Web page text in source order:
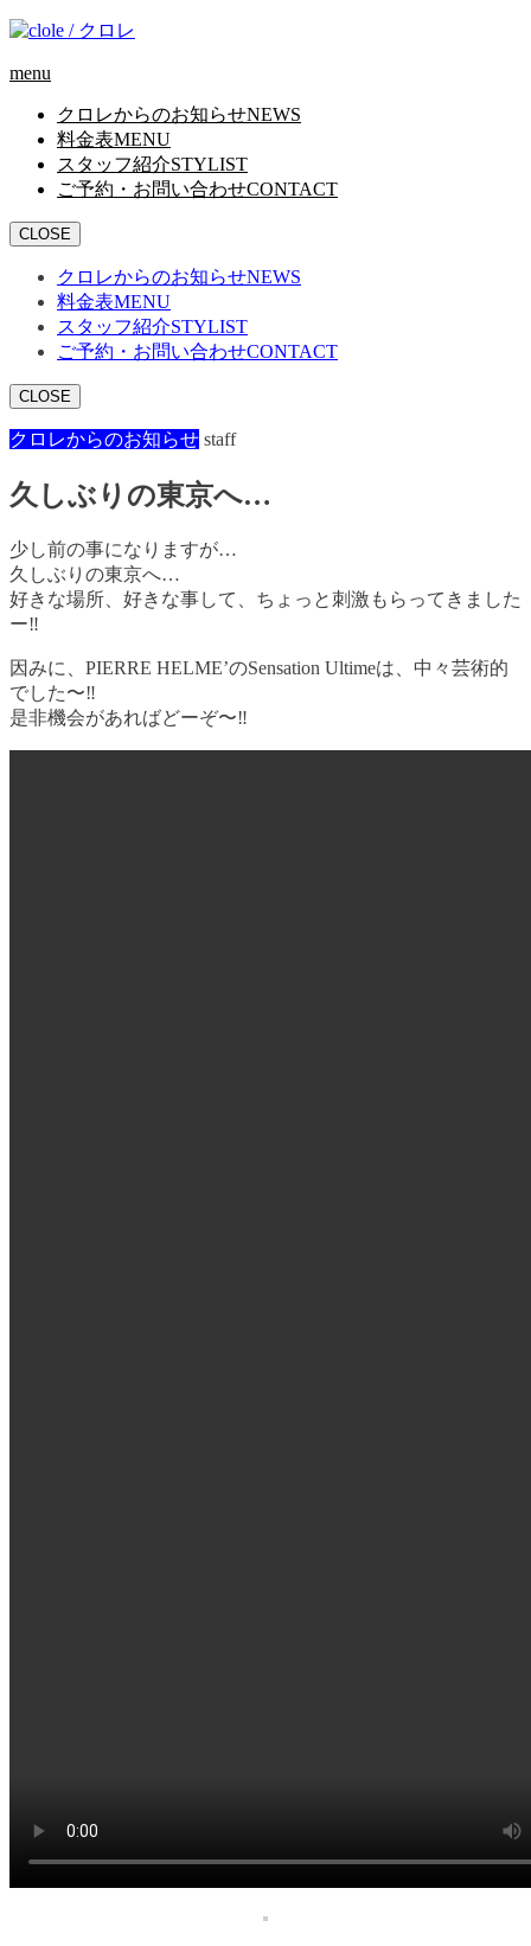
menu
クロレからのお知らせNEWS
料金表MENU
スタッフ紹介STYLIST
ご予約・お問い合わせCONTACT
CLOSE
クロレからのお知らせNEWS
料金表MENU
スタッフ紹介STYLIST
ご予約・お問い合わせCONTACT
CLOSE
クロレからのお知らせ staff
久しぶりの東京へ…
少し前の事になりますが…
久しぶりの東京へ…
好きな場所、好きな事して、ちょっと刺激もらってきました
ー‼️
因みに、PIERRE HELME’のSensation Ultimeは、中々芸術的
でした〜‼️
是非機会があればどーぞ〜‼️